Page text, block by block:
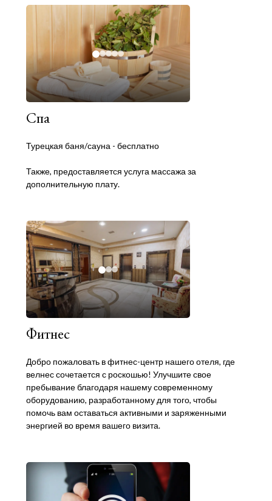
Спа
Турецкая баня/сауна - бесплатно
Также, предоставляется услуга массажа за
дополнительную плату.
Фитнес
Добро пожаловать в фитнес-центр нашего отеля, где
велнес сочетается с роскошью! Улучшите свое
пребывание благодаря нашему современному
оборудованию, разработанному для того, чтобы
помочь вам оставаться активными и заряженными
энергией во время вашего визита.